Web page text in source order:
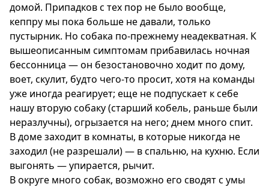
домой. Припадков с тех пор не было вообще,
кеппру мы пока больше не давали, только
пустырник. Но собака по-прежнему неадекватная. К
вышеописанным симптомам прибавилась ночная
бессонница — он безостановочно ходит по дому,
воет, скулит, будто чего-то просит, хотя на команды
уже иногда реагирует; еще не подпускает к себе
нашу вторую собаку (старший кобель, раньше были
неразлучны), огрызается на него; днем много спит.
В доме заходит в комнаты, в которые никогда не
заходил (не разрешали) — в спальню, на кухню. Если
выгонять — упирается, рычит.
В округе много собак, возможно его сводят с умы